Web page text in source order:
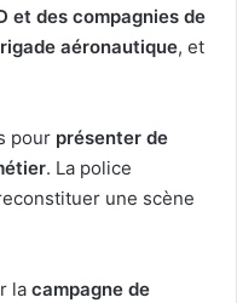
et des compagnies de
aéronautique, et
pour présenter de
. La police
une scène
la campagne de